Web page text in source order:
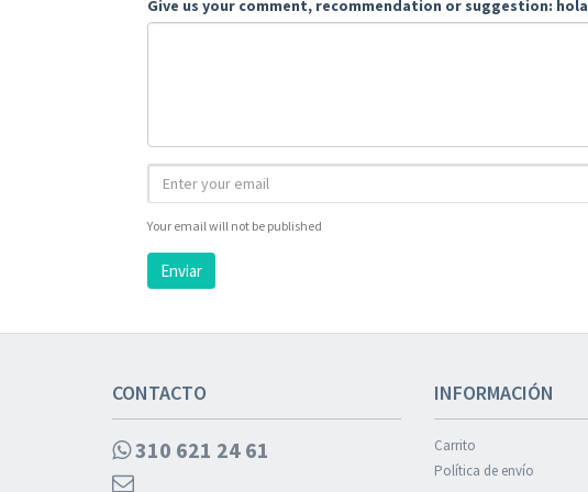
Give us your comment, recommendation or suggestion: hola
Your email will not be published
Enviar
CONTACTO
310 621 24 61
INFORMACIÓN
Carrito
Política de envío